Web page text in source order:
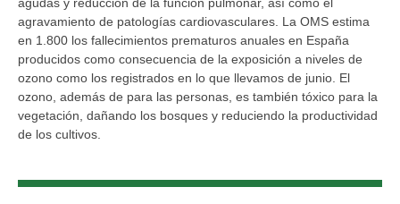
agravamiento de patologías cardiovasculares. La OMS estima
en 1.800 los fallecimientos prematuros anuales en España
producidos como consecuencia de la exposición a niveles de
ozono como los registrados en lo que llevamos de junio. El
ozono, además de para las personas, es también tóxico para la
vegetación, dañando los bosques y reduciendo la productividad
de los cultivos.